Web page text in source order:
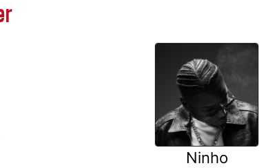
Ninho